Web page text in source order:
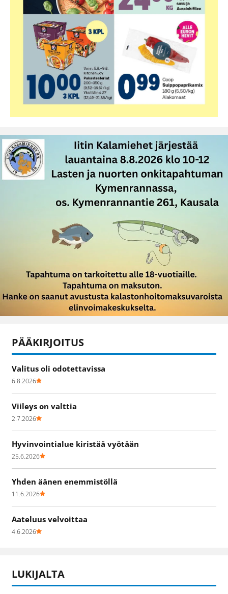
PÄÄKIRJOITUS
Valitus oli odotettavissa
6.8.2026
Viileys on valttia
2.7.2026
Hyvinvointialue kiristää vyötään
25.6.2026
Yhden äänen enemmistöllä
11.6.2026
Aateluus velvoittaa
4.6.2026
LUKIJALTA